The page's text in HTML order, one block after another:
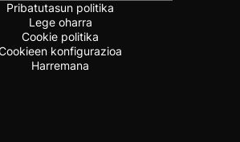
Pribatutasun politika
Lege oharra
Cookie politika
konfigurazioa
Harremana